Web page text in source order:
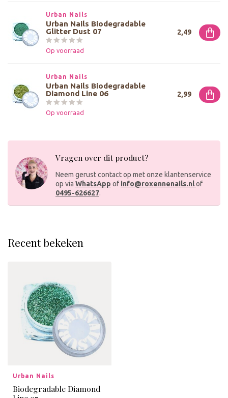
Urban Nails
Urban Nails Biodegradable
Glitter Dust 07
Op voorraad
2,49
Urban Nails
Urban Nails Biodegradable
Diamond Line 06
Op voorraad
2,99
Vragen over dit product?
Neem gerust contact op met onze klantenservice
op via WhatsApp of info@roxennenails.nlof
0495-626627.
Recent bekeken
Urban Nails
Biodegradable Diamond